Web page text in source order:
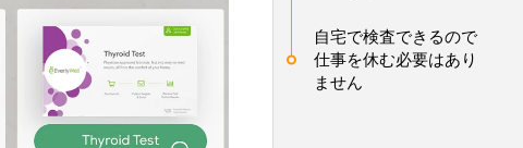
自宅で検査できるので
仕事を休む必要はあり
ません